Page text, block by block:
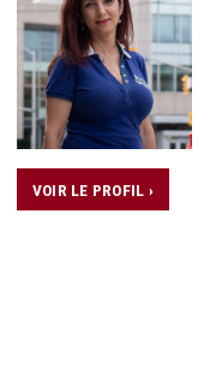
VOIR LE PROFIL ›